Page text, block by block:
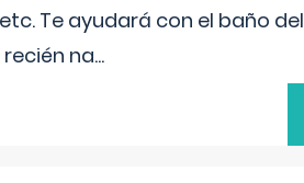
Te ayudará con el baño del
na...